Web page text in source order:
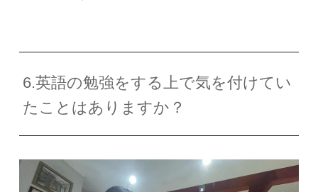
6.英語の勉強をする上で気を付けてい
たことはありますか？